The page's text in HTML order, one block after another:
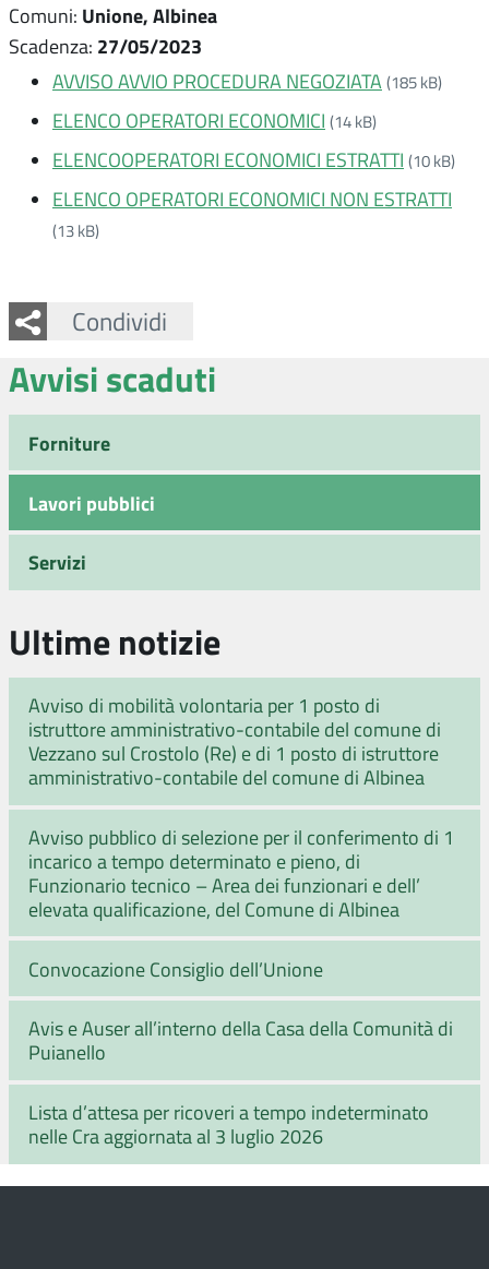
Comuni: Unione, Albinea
Scadenza: 27/05/2023
AVVISO AVVIO PROCEDURA NEGOZIATA(185 kB)
ELENCO OPERATORI ECONOMICI (14 kB)
ELENCOOPERATORI ECONOMICI ESTRATTI (10 kB)
ELENCO OPERATORI ECONOMICI NON ESTRATTI
(13 kB)
Condividi
Facebook
Twitter
Whatsapp
Avvisi scaduti
Forniture
Lavori pubblici
Servizi
Ultime notizie
Avviso di mobilità volontaria per 1 posto di
istruttore amministrativo-contabile del comune di
Vezzano sul Crostolo (Re) e di 1 posto di istruttore
amministrativo-contabile del comune di Albinea
Avviso pubblico di selezione per il conferimento di 1
incarico a tempo determinato e pieno, di
Funzionario tecnico – Area dei funzionari e dell’
elevata qualificazione, del Comune di Albinea
Convocazione Consiglio dell’Unione
Avis e Auser all’interno della Casa della Comunità di
Puianello
Lista d’attesa per ricoveri a tempo indeterminato
nelle Cra aggiornata al 3 luglio 2026